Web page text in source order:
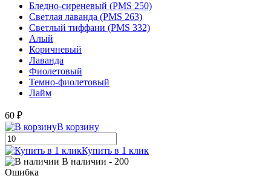
Бледно-сиреневый (PMS 250)
Светлая лаванда (PMS 263)
Светлый тиффани (PMS 332)
Алый
Коричневый
Лаванда
Фиолетовый
Темно-фиолетовый
Лайм
60 ₽
В корзину
Купить в 1 клик
В наличии - 200
Ошибка